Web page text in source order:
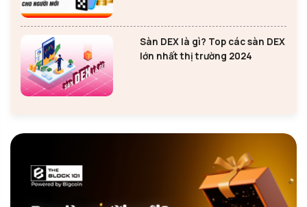
Sàn DEX là gì? Top các sàn DEX
lớn nhất thị trường 2024